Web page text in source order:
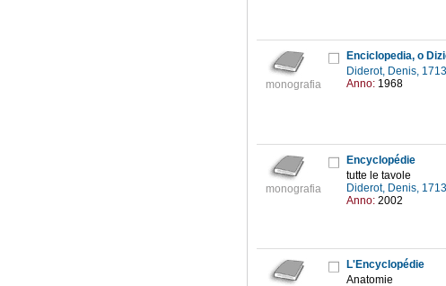
monografia
Enciclopedia, o
Diderot, Denis,
Anno: 1968
monografia
Encyclopédie
tutte le tavole
Diderot, Denis,
Anno: 2002
L'Encyclopédie
Anatomie